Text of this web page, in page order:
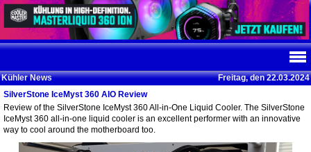
Kühler News
Freitag, den 22.03.2024
SilverStone IceMyst 360 AIO Review
Review of the SilverStone IceMyst 360 All-in-One Liquid Cooler. The SilverStone
IceMyst 360 all-in-one liquid cooler is an excellent performer with an innovative
way to cool around the motherboard too.